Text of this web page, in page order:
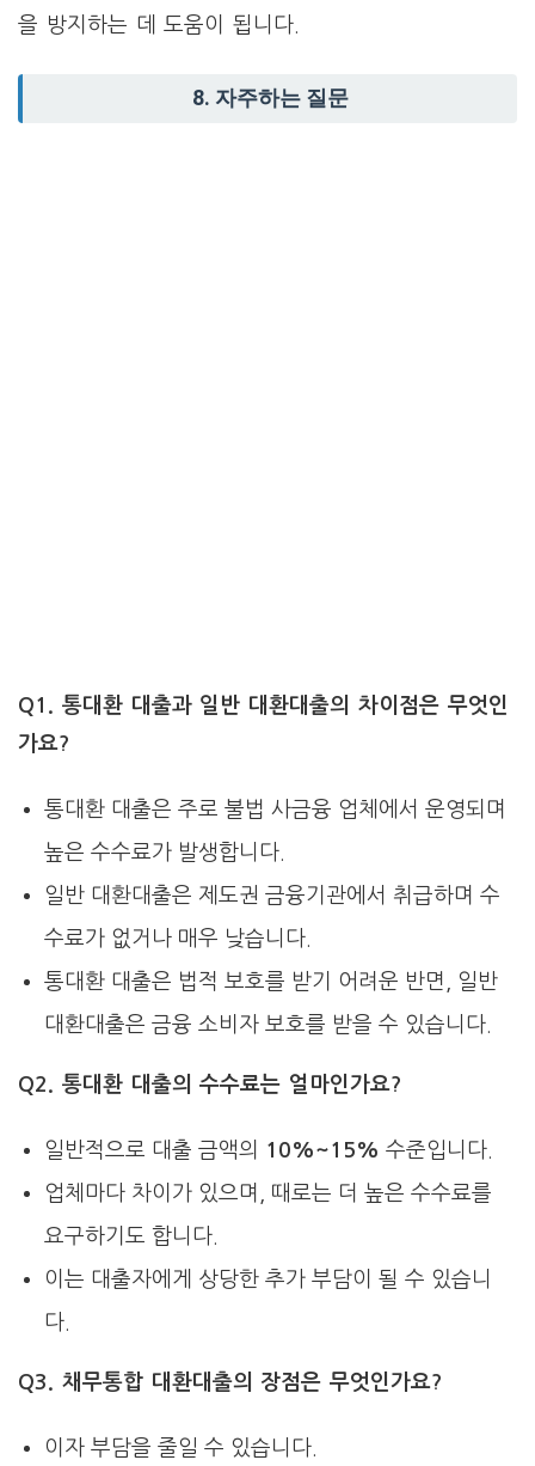
을 방지하는 데 도움이 됩니다.
8. 자주하는 질문
Q1. 통대환 대출과 일반 대환대출의 차이점은 무엇인
가요?
통대환 대출은 주로 불법 사금융 업체에서 운영되며
높은 수수료가 발생합니다.
일반 대환대출은 제도권 금융기관에서 취급하며 수
수료가 없거나 매우 낮습니다.
통대환 대출은 법적 보호를 받기 어려운 반면, 일반
대환대출은 금융 소비자 보호를 받을 수 있습니다.
Q2. 통대환 대출의 수수료는 얼마인가요?
일반적으로 대출 금액의 10%~15% 수준입니다.
업체마다 차이가 있으며, 때로는 더 높은 수수료를
요구하기도 합니다.
이는 대출자에게 상당한 추가 부담이 될 수 있습니
다.
Q3. 채무통합 대환대출의 장점은 무엇인가요?
이자 부담을 줄일 수 있습니다.